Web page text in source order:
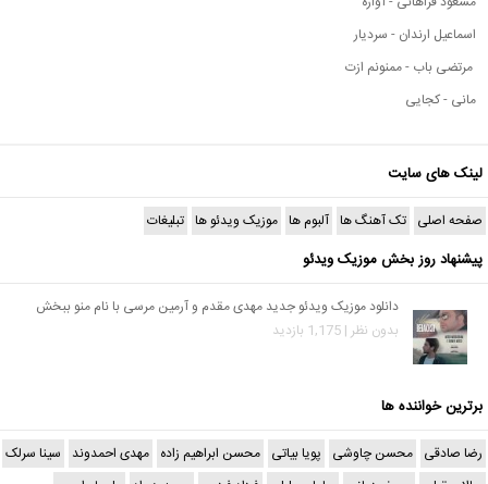
اسماعیل ارندان - سردیار
مرتضی باب - ممنونم ازت
مانی - کجایی
لینک های سایت
صفحه اصلی تک آهنگ ها آلبوم ها موزیک ویدئو ها تبلیغات
پیشنهاد روز بخش موزیک ویدئو
دانلود موزیک ویدئو جدید مهدی مقدم و آرمین مرسی با نام منو ببخش
بدون نظر | 1,175 بازدید
برترین خواننده ها
رضا صادقی محسن چاوشی پویا بیاتی محسن ابراهیم زاده مهدی احمدوند سینا سرلک